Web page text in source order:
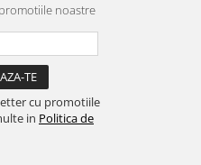
noastre
cu promotiile
in Politica de